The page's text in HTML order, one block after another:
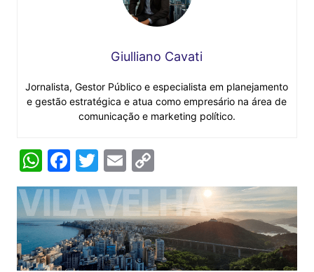
Giulliano Cavati
Jornalista, Gestor Público e especialista em planejamento
e gestão estratégica e atua como empresário na área de
comunicação e marketing político.
W
h
at
s
A
F
a
c
e
b
T
w
itt
er
E
m
ai
l
C
o
p
y
Li